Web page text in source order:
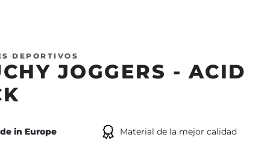
DEPORTIVOS
JOGGERS - ACID
in Europe Material de la mejor calidad